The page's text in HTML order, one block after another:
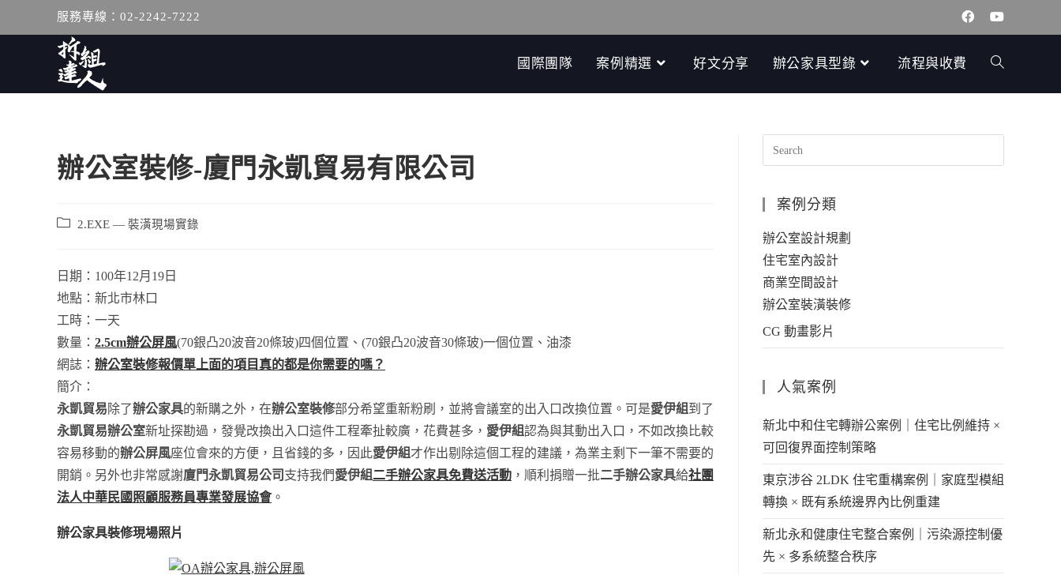
服務專線：02-2242-7222
國際團隊 案例精選 好文分享 辦公家具型錄 流程與收費
辦公室裝修-廈門永凱貿易有限公司
2.EXE — 裝潢現場實錄
日期：100年12月19日
地點：新北市林口
工時：一天
數量： 2.5cm辦公屏風(70銀凸20波音20條玻)四個位置、(70銀凸20波音30條玻)一個位置、油漆
網誌： 辦公室裝修報價單上面的項目真的都是你需要的嗎？
簡介：
永凱貿易除了辦公家具的新購之外，在辦公室裝修部分希望重新粉刷，並將會議室的出入口改換位置。可是愛伊組 到了
永凱貿易辦公室新址探勘過，發覺改換出入口這件工程牽扯較廣，花費甚多， 愛伊組認為與其動出入口，不如改換比較
容易移動的辦公屏風座位會來的方便，且省錢的多，因此愛伊組才作出剔除這個工程的建議，為業主剩下一筆不需要的
開銷。另外也非常感謝廈門永凱貿易公司 支持我們愛伊組 二手辦公家具免費送活動 ，順利捐贈一批二手辦公家具給社團
法人中華民國照顧服務員專業發展協會。
辦公家具裝修現場照片
案例分類
辦公室設計規劃
住宅室內設計
商業空間設計
辦公室裝潢裝修
CG 動畫影片
人氣案例
新北中和住宅轉辦公案例｜住宅比例維持 ×
可回復界面控制策略
東京涉谷 2LDK 住宅重構案例｜家庭型模組
轉換 × 既有系統邊界內比例重建
新北永和健康住宅整合案例｜污染源控制優
先 × 多系統整合秩序